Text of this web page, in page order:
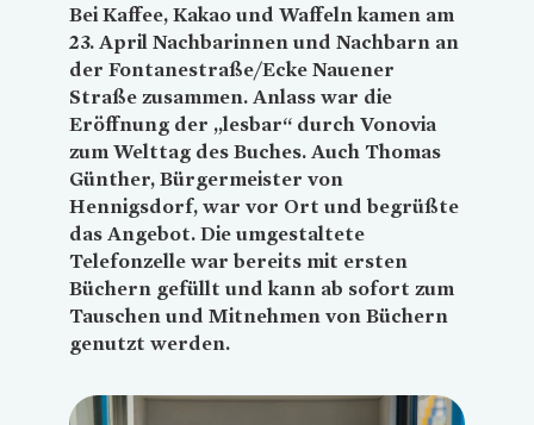
Bei Kaffee, Kakao und Waffeln kamen am
23. April Nachbarinnen und Nachbarn an
der Fontanestraße/Ecke Nauener
Straße zusammen. Anlass war die
Eröffnung der „lesbar“ durch Vonovia
zum Welttag des Buches. Auch Thomas
Günther, Bürgermeister von
Hennigsdorf, war vor Ort und begrüßte
das Angebot. Die umgestaltete
Telefonzelle war bereits mit ersten
Büchern gefüllt und kann ab sofort zum
Tauschen und Mitnehmen von Büchern
genutzt werden.